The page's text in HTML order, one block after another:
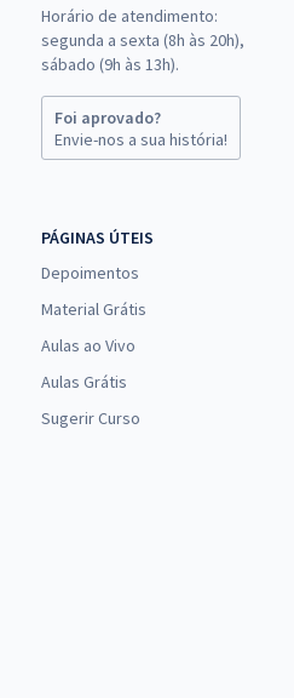
Horário de atendimento:
segunda a sexta (8h às 20h),
sábado (9h às 13h).
Foi aprovado?
Envie-nos a sua história!
PÁGINAS ÚTEIS
Depoimentos
Material Grátis
Aulas ao Vivo
Aulas Grátis
Sugerir Curso